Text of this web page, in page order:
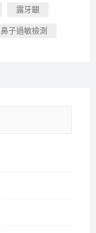
露牙齦
鼻子過敏檢測